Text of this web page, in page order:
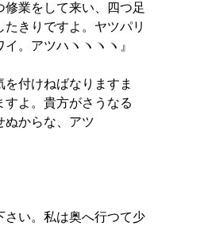
修業をして来い、四つ足
きりですよ。ヤツパリ
。アツハヽヽヽヽ』
付けねばなりますま
よ。貴方がさうなる
ぬからな、アツ
さい。私は奥へ行つて少